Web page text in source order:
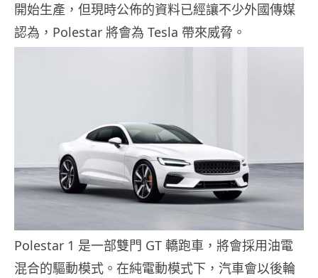
開始生產，但現時公佈的資料已經讓不少外國傳媒
認為，Polestar 將會為 Tesla 帶來威脅。
Polestar 1 是一部雙門 GT 轎跑車，將會採用油電
混合的驅動模式。在純電動模式下，汽車會以後輪